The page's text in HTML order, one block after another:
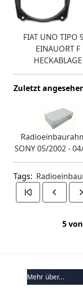
FIAT UNO TIPO
EINAUORT F
HECKABLAGE
Zuletzt
SONY 05/2002 -
Tags:
5
Mehr über...